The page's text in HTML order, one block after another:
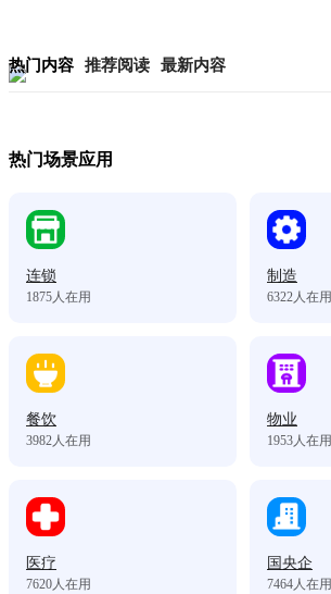
热门内容 推荐阅读 最新内容
热门场景应用
连锁
1875人在用
制造
6322人在用
餐饮
3982人在用
物业
1953人在用
医疗
7620人在用
国央企
7464人在用